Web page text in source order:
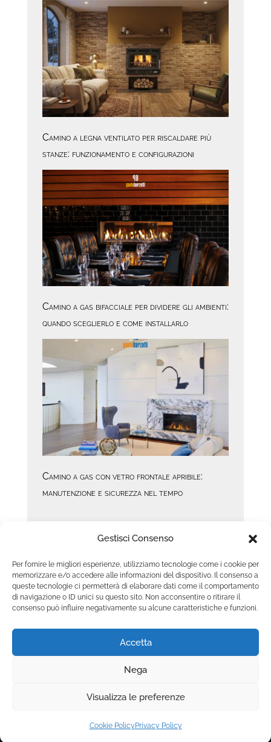
Gestisci Consenso
Per fornire le migliori esperienze, utilizziamo tecnologie come i cookie per
memorizzare e/o accedere alle informazioni del dispositivo. Il consenso a
queste tecnologie ci permetterà di elaborare dati come il comportamento
di navigazione o ID unici su questo sito. Non acconsentire o ritirare il
consenso può influire negativamente su alcune caratteristiche e funzioni.
Accetta
Nega
Visualizza le preferenze
Cookie Policy Privacy Policy
Camino a legna ventilato per riscaldare più
stanze: funzionamento e configurazioni
Camino a gas bifacciale per dividere gli ambienti:
quando sceglierlo e come installarlo
Camino a gas con vetro frontale apribile:
manutenzione e sicurezza nel tempo
FILTRA PER PREZZO
Prezzo
Min
Prezzo
Max
Filtra Prezzo:€1.840—€3.580
Copyright © 2025 Camini.net | P.IVA
Cookie Policy|Termini e Condizioni